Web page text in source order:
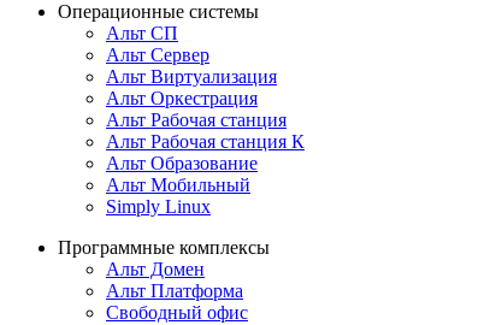
Операционные системы
Альт СП
Альт Сервер
Альт Виртуализация
Альт Оркестрация
Альт Рабочая станция
Альт Рабочая станция К
Альт Образование
Альт Мобильный
Simply Linux
Программные комплексы
Альт Домен
Альт Платформа
Свободный офис